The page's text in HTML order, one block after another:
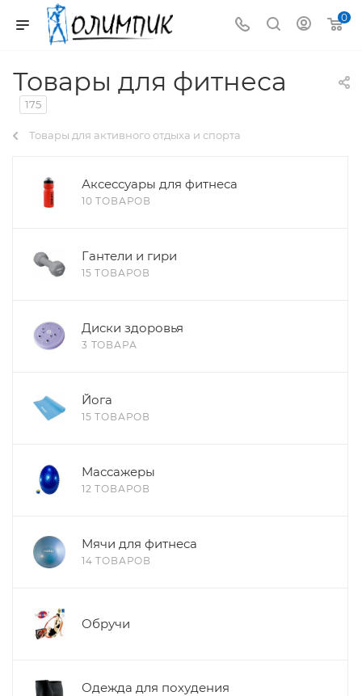
0
Товары для фитнеса
175
Товары для активного отдыха и спорта
Аксессуары для фитнеса
10 ТОВАРОВ
Гантели и гири
15 ТОВАРОВ
Диски здоровья
3 ТОВАРА
Йога
15 ТОВАРОВ
Массажеры
12 ТОВАРОВ
Мячи для фитнеса
14 ТОВАРОВ
Обручи
Одежда для похудения